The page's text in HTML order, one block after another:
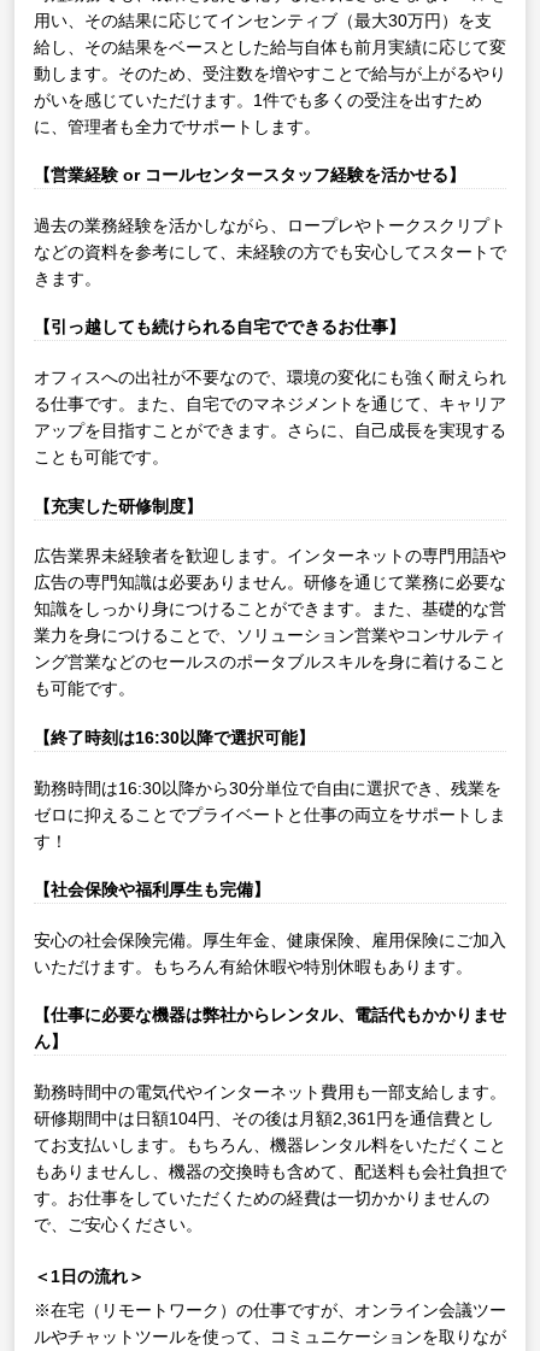
用い、その結果に応じてインセンティブ（最大30万円）を支
給し、その結果をベースとした給与自体も前月実績に応じて変
動します。そのため、受注数を増やすことで給与が上がるやり
がいを感じていただけます。1件でも多くの受注を出すため
に、管理者も全力でサポートします。
【営業経験 or コールセンタースタッフ経験を活かせる】
過去の業務経験を活かしながら、ロープレやトークスクリプト
などの資料を参考にして、未経験の方でも安心してスタートで
きます。
【引っ越しても続けられる自宅でできるお仕事】
オフィスへの出社が不要なので、環境の変化にも強く耐えられ
る仕事です。また、自宅でのマネジメントを通じて、キャリア
アップを目指すことができます。さらに、自己成長を実現する
ことも可能です。
【充実した研修制度】
広告業界未経験者を歓迎します。インターネットの専門用語や
広告の専門知識は必要ありません。研修を通じて業務に必要な
知識をしっかり身につけることができます。また、基礎的な営
業力を身につけることで、ソリューション営業やコンサルティ
ング営業などのセールスのポータブルスキルを身に着けること
も可能です。
【終了時刻は16:30以降で選択可能】
勤務時間は16:30以降から30分単位で自由に選択でき、残業を
ゼロに抑えることでプライベートと仕事の両立をサポートしま
す！
【社会保険や福利厚生も完備】
安心の社会保険完備。厚生年金、健康保険、雇用保険にご加入
いただけます。もちろん有給休暇や特別休暇もあります。
【仕事に必要な機器は弊社からレンタル、電話代もかかりませ
ん】
勤務時間中の電気代やインターネット費用も一部支給します。
研修期間中は日額104円、その後は月額2,361円を通信費とし
てお支払いします。もちろん、機器レンタル料をいただくこと
もありませんし、機器の交換時も含めて、配送料も会社負担で
す。お仕事をしていただくための経費は一切かかりませんの
で、ご安心ください。
＜1日の流れ＞
※在宅（リモートワーク）の仕事ですが、オンライン会議ツー
ルやチャットツールを使って、コミュニケーションを取りなが